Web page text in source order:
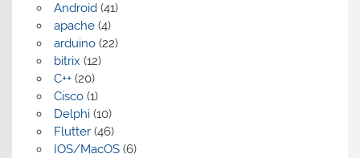
Android(41)
apache(4)
arduino(22)
bitrix (12)
C++(20)
Cisco(1)
Delphi(10)
Flutter(46)
IOS/MacOS(6)